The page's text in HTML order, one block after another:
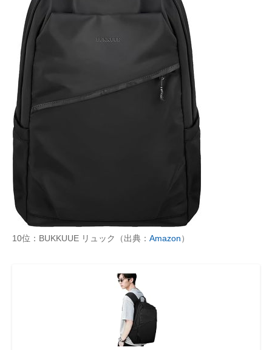
10位：BUKKUUE リュック（出典： Amazon）